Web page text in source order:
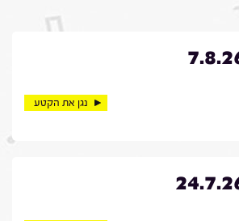
נגן את הקטע